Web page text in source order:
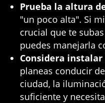
Prueba la altura
"un poco alta". Si
crucial que te
puedes manejarla
Considera
planeas conducir
ciudad, la
suficiente y